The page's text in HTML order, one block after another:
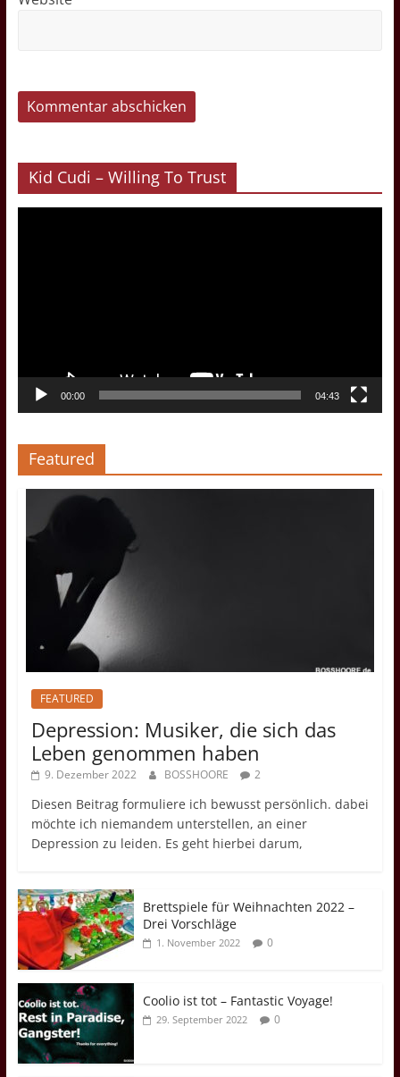
Kid Cudi – Willing To Trust
00:00 04:43
Featured
FEATURED
Depression: Musiker, die sich das
Leben genommen haben
9. Dezember 2022 BOSSHOORE 2
Diesen Beitrag formuliere ich bewusst persönlich. dabei
möchte ich niemandem unterstellen, an einer
Depression zu leiden. Es geht hierbei darum,
Brettspiele für Weihnachten 2022 –
Drei Vorschläge
1. November 2022 0
Coolio ist tot – Fantastic Voyage!
29. September 2022 0